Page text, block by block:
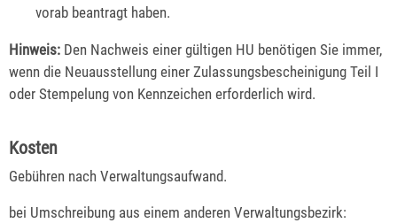
vorab beantragt haben.
Hinweis: Den Nachweis einer gültigen HU benötigen Sie immer,
wenn die Neuausstellung einer Zulassungsbescheinigung Teil I
oder Stempelung von Kennzeichen erforderlich wird.
Kosten
Gebühren nach Verwaltungsaufwand.
bei Umschreibung aus einem anderen Verwaltungsbezirk: